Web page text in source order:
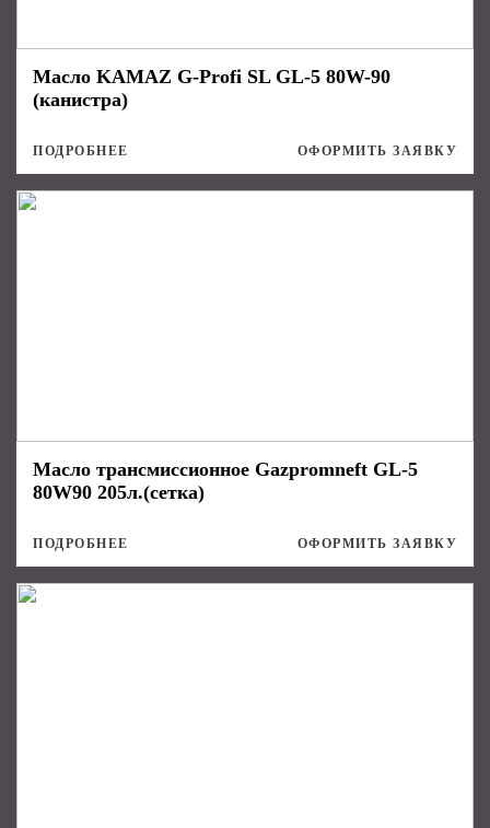
Масло KAMAZ G-Profi SL GL-5 80W-90
(канистра)
ПОДРОБНЕЕ ОФОРМИТЬ ЗАЯВКУ
Масло трансмиссионное Gazpromneft GL-5
80W90 205л.(сетка)
ПОДРОБНЕЕ ОФОРМИТЬ ЗАЯВКУ